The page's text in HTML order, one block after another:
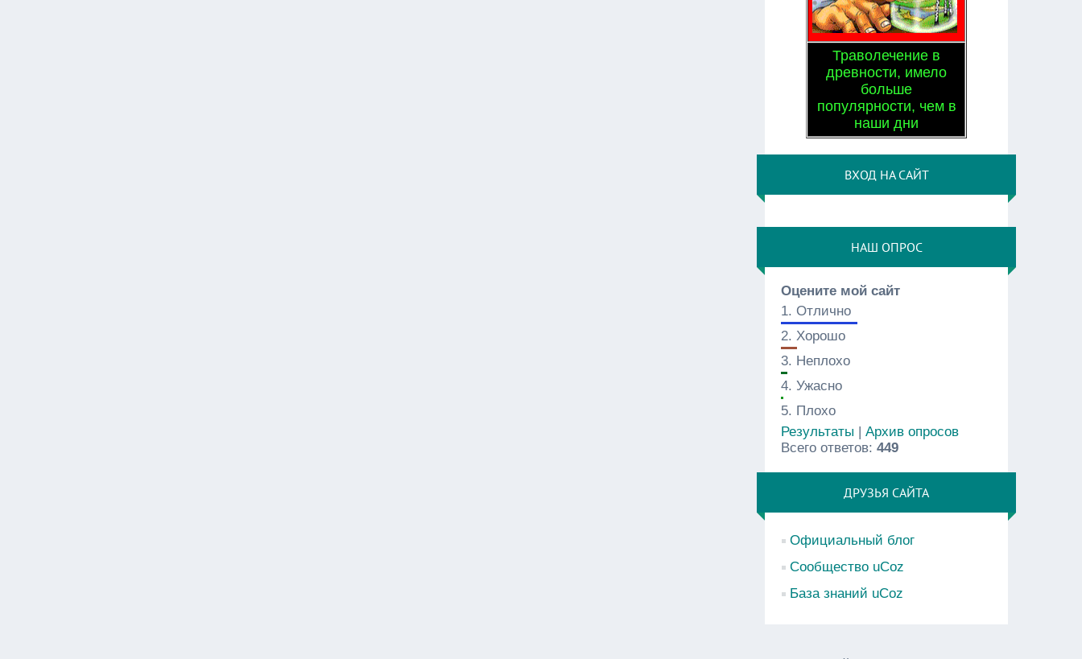
Траволечение в
древности, имело
больше
популярности, чем в
наши дни
ВХОД НА САЙТ
НАШ ОПРОС
Оцените мой сайт
1.Отлично
2.Хорошо
3. Неплохо
4.Ужасно
5. Плохо
Результаты |Архив опросов
Всего ответов:449
ДРУЗЬЯ САЙТА
Официальный блог
Сообщество uCoz
База знаний uCoz